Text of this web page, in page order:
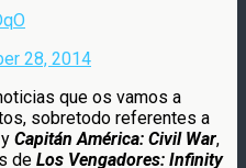
28, 2014
que os vamos a
sobretodo referentes a
Capitán América: Civil War,
de Los Vengadores: Infinity